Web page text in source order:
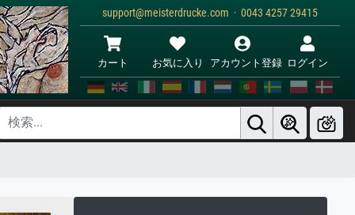
support@meisterdrucke.com · 0043 4257 29415
カート お気に入り アカウント登録 ログイン